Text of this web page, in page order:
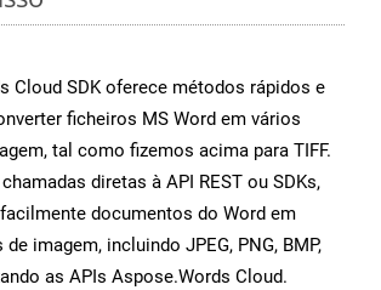
Cloud SDK oferece métodos rápidos e
ficheiros MS Word em vários
tal como fizemos acima para TIFF.
diretas à API REST ou SDKs,
documentos do Word em
imagem, incluindo JPEG, PNG, BMP,
as APIs Aspose.Words Cloud.